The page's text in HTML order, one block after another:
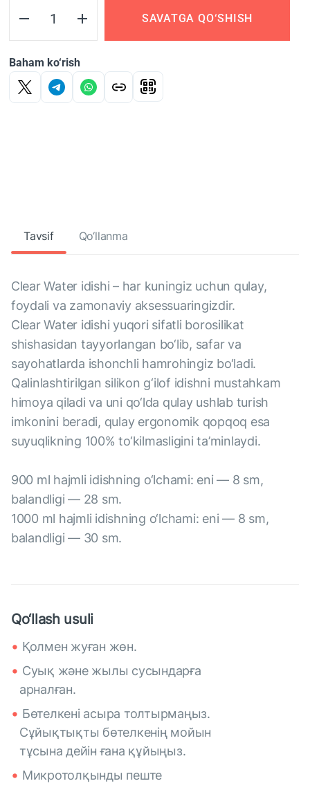
SAVATGA QO‘SHISH
Baham ko‘rish
Tavsif Qo‘llanma
Clear Water idishi – har kuningiz uchun qulay,
foydali va zamonaviy aksessuaringizdir.
Clear Water idishi yuqori sifatli borosilikat
shishasidan tayyorlangan bo‘lib, safar va
sayohatlarda ishonchli hamrohingiz bo‘ladi.
Qalinlashtirilgan silikon g‘ilof idishni mustahkam
himoya qiladi va uni qo‘lda qulay ushlab turish
imkonini beradi, qulay ergonomik qopqoq esa
suyuqlikning 100% to‘kilmasligini ta’minlaydi.
900 ml hajmli idishning o‘lchami: eni — 8 sm,
balandligi — 28 sm.
1000 ml hajmli idishning o‘lchami: eni — 8 sm,
balandligi — 30 sm.
Qo‘llash usuli
Қолмен жуған жөн.
Суық және жылы сусындарға
арналған.
Бөтелкені асыра толтырмаңыз.
Сұйықтықты бөтелкенің мойын
тұсына дейін ғана құйыңыз.
Микротолқынды пеште